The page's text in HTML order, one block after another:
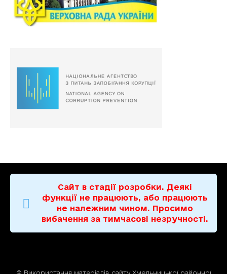
Сайт в стадії розробки. Деякі
функції не працюють, або працюють
не належним чином. Просимо
вибачення за тимчасові незручності.
© Використання матерiалiв сайту Хмельницької районної